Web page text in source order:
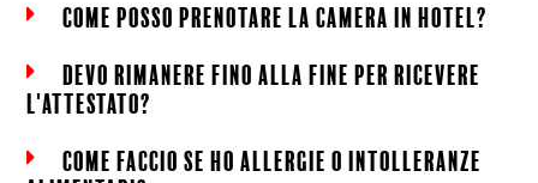
come posso prenotare la camera in hotel?
devo rimanere fino alla fine per ricevere
l'attestato?
come faccio se ho allergie o intolleranze